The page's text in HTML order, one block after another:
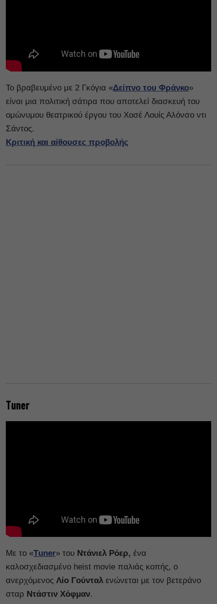
Το βραβευμένο με 2 Γκόγια «Δείπνο του Φράνκο»
είναι μια πολιτική σάτιρα που αποτελεί διασκευή του
ομώνυμου θεατρικού έργου του Χοσέ Λουίς Αλόνσο ντι
Σάντος.
Κριτική και αίθουσες προβολής
Τuner
Με το «Τuner» του Ντάνιελ Ρόερ, ένα
καλοσχεδιασμένο heist movie παλιάς κοπής, ο
ανερχόμενος Λίο Γούνταλ ενώνεται με τον βετεράνο
σταρ Ντάστιν Χόφμαν.